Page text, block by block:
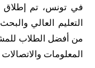
من أفضل الطلاب
المعلومات